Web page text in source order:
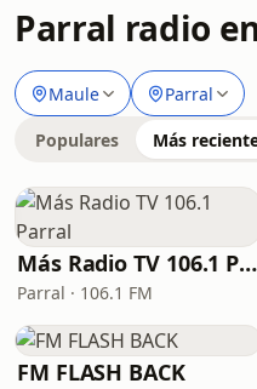
Parral radio
Maule Parral
Populares Más
Más Radio TV 106.1 Parral
Parral · 106.1 FM
FM FLASH BACK